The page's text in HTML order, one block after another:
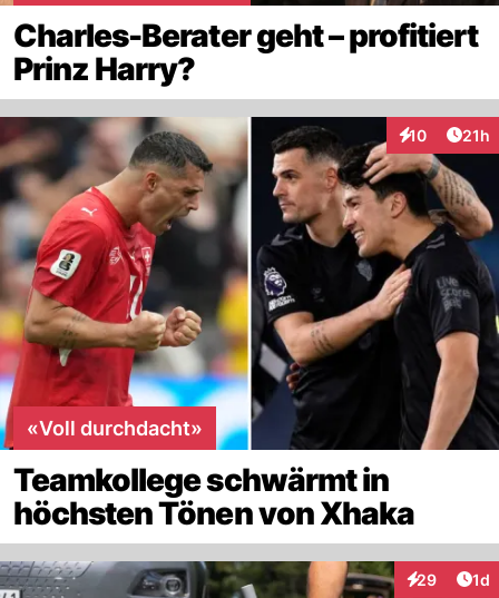
Charles-Berater geht – profitiert
Prinz Harry?
10
Interaktionen
21h
«Voll durchdacht»
Teamkollege schwärmt in
höchsten Tönen von Xhaka
29
Interaktionen
1d